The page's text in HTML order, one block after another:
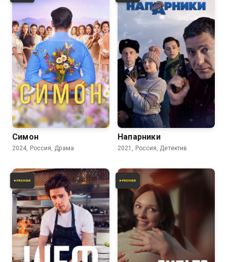
7.0
Симон
2024, Россия, Драма
5.8
Напарники
2021, Россия, Детектив